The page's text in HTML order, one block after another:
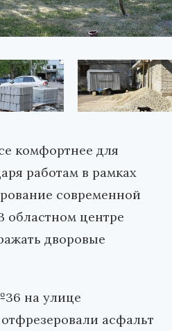
комфортнее для
работам в рамках
современной
областном центре
дворовые
на улице
асфальт